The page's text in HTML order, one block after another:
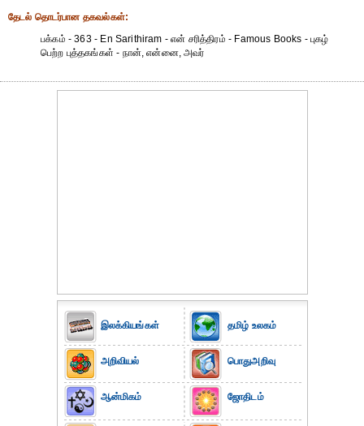
தேட‌ல் தொட‌ர்பான தகவ‌ல்க‌ள்:
பக்கம் - 363 - En Sarithiram - என் சரித்திரம் - Famous Books - புகழ்
பெற்ற புத்தகங்கள் - நான், என்னை, அவர்
இலக்கியங்கள்
அறிவியல்
ஆன்மிகம்
தமிழ் உலகம்
பொதுஅறிவு
ஜோதிடம்